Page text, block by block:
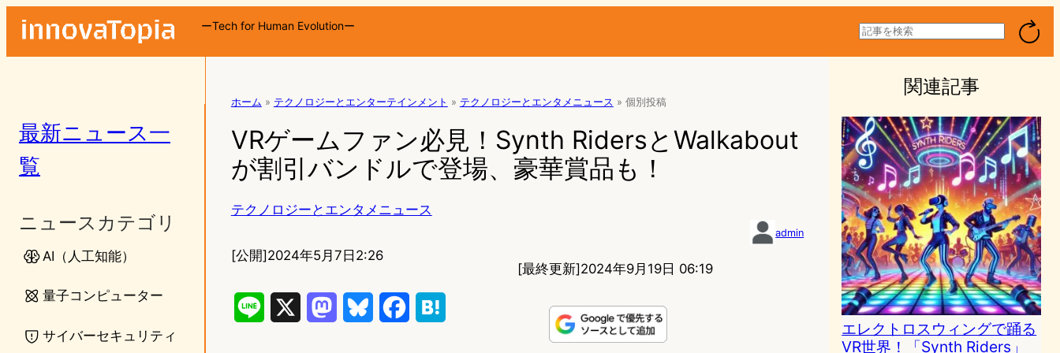
ーTech for Human Evolutionー
検
索
最新ニュース一
覧
ニュースカテゴリ
AI（人工知能）
量子コンピューター
サイバーセキュリティ
ホーム » テクノロジーとエンターテインメント » テクノロジーとエンタメニュース » 個別投稿
VRゲームファン必見！Synth RidersとWalkabout
が割引バンドルで登場、豪華賞品も！
テクノロジーとエンタメニュース
admin
[公開]2024年5月7日2:26
[最終更新]2024年9月19日 06:19
関連記事
エレクトロスウィングで踊る
VR世界！「Synth Riders」